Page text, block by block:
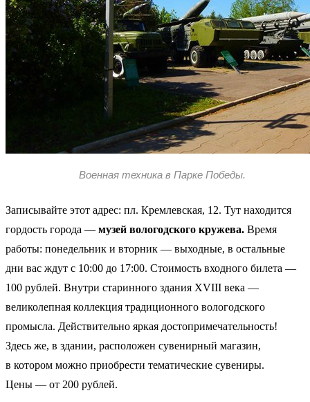
Военная техника в Парке Победы.
Записывайте этот адрес: пл. Кремлевская, 12. Тут находится
гордость города — музей вологодского кружева. Время
работы: понедельник и вторник — выходные, в остальные
дни вас ждут с 10:00 до 17:00. Стоимость входного билета —
100 рублей. Внутри старинного здания XVIII века —
великолепная коллекция традиционного вологодского
промысла. Действительно яркая достопримечательность!
Здесь же, в здании, расположен сувенирный магазин,
в котором можно приобрести тематические сувениры.
Цены — от 200 рублей.